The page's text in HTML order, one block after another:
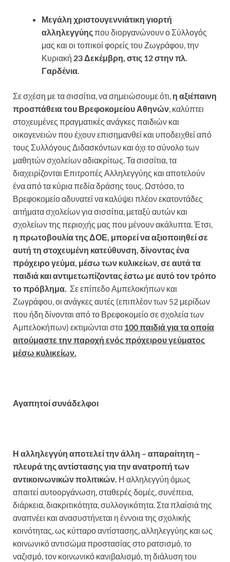
Μεγάλη χριστουγεννιάτικη γιορτή
αλληλεγγύηςπου διοργανώνουν ο Σύλλογός
μας και οι τοπικοί φορείς του Ζωγράφου, την
Κυριακή 23 Δεκέμβρη, στις 12 στην πλ.
Γαρδένια.
Σε σχέση με τα σισσίτια, να σημειώσουμε ότι, η αξιέπαινη
προσπάθεια του Βρεφοκομείου Αθηνών, καλύπτει
στοχευμένες πραγματικές ανάγκες παιδιών και
οικογενειών που έχουν επισημανθεί και υποδειχθεί από
τους Συλλόγους Διδασκόντων και όχι το σύνολο των
μαθητών σχολείων αδιακρίτως. Τα σισσίτια, τα
διαχειρίζονται Επιτροπές Αλληλεγγύης και αποτελούν
ένα από τα κύρια πεδία δράσης τους. Ωστόσο, το
Βρεφοκομείο αδυνατεί να καλύψει πλέον εκατοντάδες
αιτήματα σχολείων για σισσίτια, μεταξύ αυτών και
σχολείων της περιοχής μας που μένουν ακάλυπτα. Έτσι,
η πρωτοβουλία της ΔΟΕ, μπορεί να αξιοποιηθεί σε
αυτή τη στοχευμένη κατεύθυνση, δίνοντας ένα
πρόχειρο γεύμα, μέσω των κυλικείων, σε αυτά τα
παιδιά και αντιμετωπίζοντας έστω με αυτό τον τρόπο
το πρόβλημα. Σε επίπεδο Αμπελοκήπων και
Ζωγράφου, οι ανάγκες αυτές (επιπλέον των 52 μερίδων
που ήδη δίνονται από το Βρεφοκομείο σε σχολεία των
Αμπελοκήπων) εκτιμώνται στα 100 παιδιά για τα οποία
αιτούμαστε την παροχή ενός πρόχειρου γεύματος
μέσω κυλικείων.
Αγαπητοί συνάδελφοι
Η αλληλεγγύη αποτελεί την άλλη – απαραίτητη –
πλευρά της αντίστασης για την ανατροπή των
αντικοινωνικών πολιτικών. Η αλληλεγγύη όμως
απαιτεί αυτοοργάνωση, σταθερές δομές, συνέπεια,
διάρκεια, διακριτικότητα, συλλογικότητα. Στα πλαίσιά της
αναπνέει και ανασυστήνεται η έννοια της σχολικής
κοινότητας, ως κύτταρο αντίστασης, αλληλεγγύης και ως
κοινωνικό αντισώμα προστασίας στο ρατσισμό, το
ναζισμό, τον κοινωνικό κανιβαλισμό, τη διάλυση του